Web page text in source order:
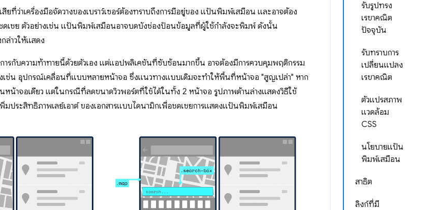
รับรูปทรง
เรขาคณิต
ปัจจุบัน
รับทราบการ
เปลี่ยนแปลง
เรขาคณิต
ตัวแปรสภาพ
แวดล้อม
CSS
นโยบายแป้น
พิมพ์เสมือน
สาธิต
ลิงก์ที่มี
ที่ว่าเครื่องมือจัดวางของเบราว์เซอร์ต้องทราบถึงการมีอยู่ของ แป้นพิมพ์เสมือน และอาจต้อง
ชดเชย ตัวอย่างเช่น แป้นพิมพ์เสมือนอาจบดบังช่องป้อนข้อมูลที่ผู้ใช้กำลังจะพิมพ์ ดังนั้น
ล่าวให้แสดง
การกับความท้าทายนี้ด้วยตัวเอง แต่แอปพลิเคชันที่ซับซ้อนมากขึ้น อาจต้องมีการควบคุมพฤติกรรม
งเช่น อุปกรณ์เคลื่อนที่แบบหลายหน้าจอ ซึ่งแนวทางแบบเดิมจะทำให้พื้นที่หน้าจอ "สูญเปล่า" หาก
น้าจอเดียว แต่ในกรณีที่ลดขนาดวิวพอร์ตที่ใช้ได้ในทั้ง 2 หน้าจอ รูปภาพด้านล่างแสดงวิธีใช้
ประสิทธิภาพเลย์เอาต์ ของเอกสารแบบไดนามิกเพื่อชดเชยการแสดงแป้นพิมพ์เสมือน